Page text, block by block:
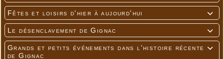

Fêtes et loisirs d'hier à aujourd'hui

Le désenclavement de Gignac

Grands et petits événements dans l'histoire récente
de Gignac